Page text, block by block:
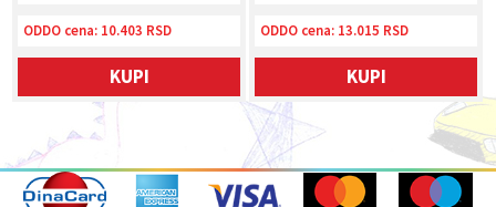
ODDO cena: 13.015 RSD
KUPI
ODDO cena: 10.403 RSD
KUPI